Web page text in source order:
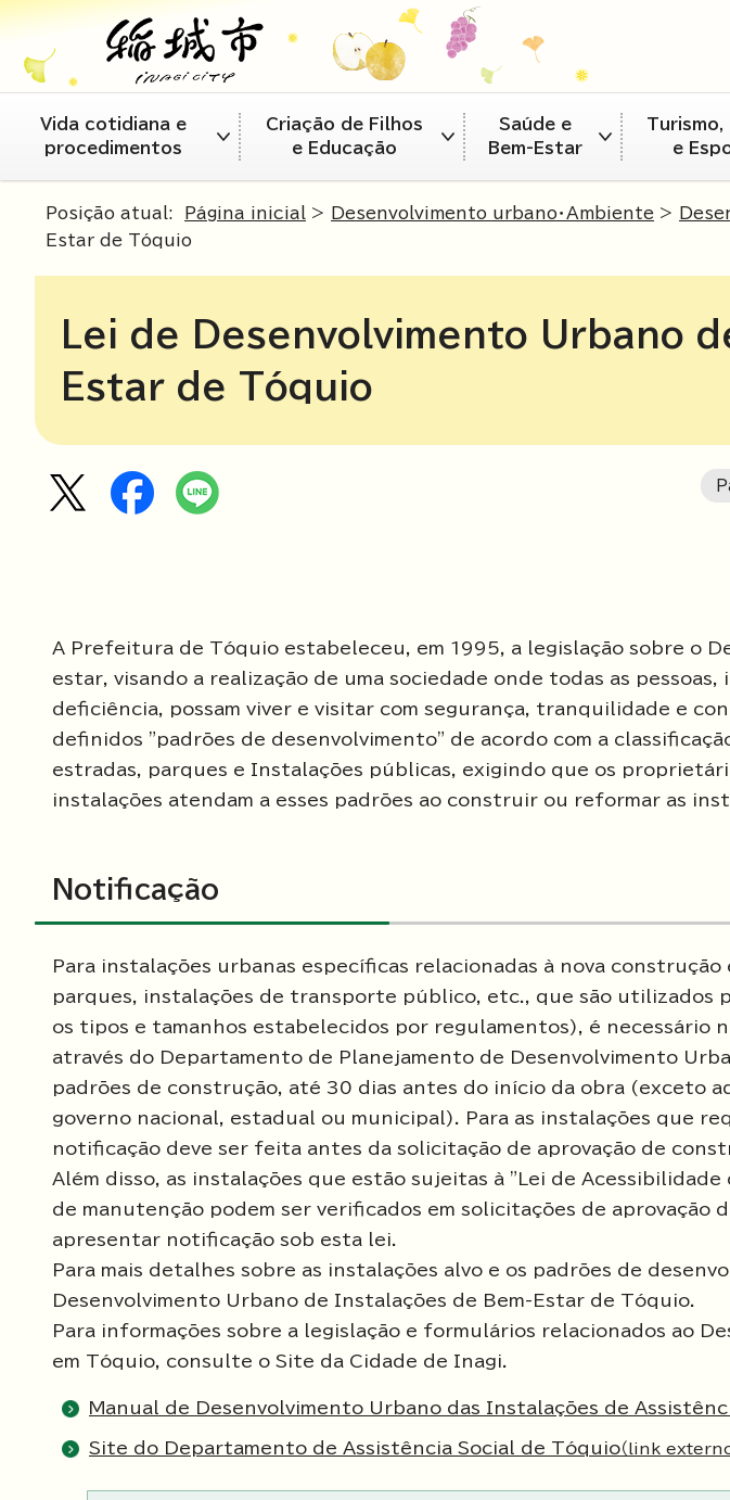
Vida cotidiana e
procedimentos
Criação de Filhos
e Educação
Saúde e
Bem-Estar
e
Posição atual: Página inicial > Desenvolvimento urbano・Ambiente >
Estar de Tóquio
Lei de Desenvolvimento Urbano
Estar de Tóquio
A Prefeitura de Tóquio estabeleceu, em 1995, a legislação sobre o
estar, visando a realização de uma sociedade onde todas as pessoas,
deficiência, possam viver e visitar com segurança, tranquilidade e
definidos "padrões de desenvolvimento" de acordo com a
estradas, parques e Instalações públicas, exigindo que os
instalações atendam a esses padrões ao construir ou reformar as
Notificação
Para instalações urbanas específicas relacionadas à nova
parques, instalações de transporte público, etc., que são utilizados
os tipos e tamanhos estabelecidos por regulamentos), é necessário
através do Departamento de Planejamento de Desenvolvimento
padrões de construção, até 30 dias antes do início da obra (exceto
governo nacional, estadual ou municipal). Para as instalações que
notificação deve ser feita antes da solicitação de aprovação de
Além disso, as instalações que estão sujeitas à "Lei de
de manutenção podem ser verificados em solicitações de aprovação
apresentar notificação sob esta lei.
Para mais detalhes sobre as instalações alvo e os padrões de
Desenvolvimento Urbano de Instalações de Bem-Estar de Tóquio.
Para informações sobre a legislação e formulários relacionados ao
em Tóquio, consulte o Site da Cidade de Inagi.
Manual de Desenvolvimento Urbano das Instalações de
Site do Departamento de Assistência Social de Tóquio（link externo